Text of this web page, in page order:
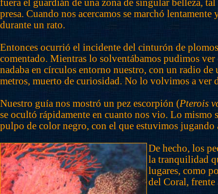
fuera el guardián de una zona de singular belleza,
presa. Cuando nos acercamos se marchó
durante un rato.
Entonces ocurrió el incidente del cinturón de
comentado. Mientras lo solventábamos pudimos
nadaba en círculos entorno nuestro, con un radio de
metros, muerto de curiosidad. No lo volvimos a ver
Nuestro guía nos mostró un pez escorpión (Pterois
se ocultó rápidamente en cuanto nos vio. Lo mismo
pulpo de color negro, con el que estuvimos jugando
De hecho, los
la tranquilidad
lugares, como
del Coral, frente